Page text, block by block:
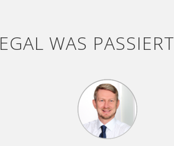
EGAL WAS PASSIERT